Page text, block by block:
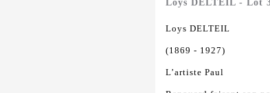
Loys DELTEIL - Lot
Loys DELTEIL
(1869 - 1927)
L’artiste Paul